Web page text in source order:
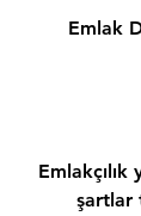
Emlak
şartlar